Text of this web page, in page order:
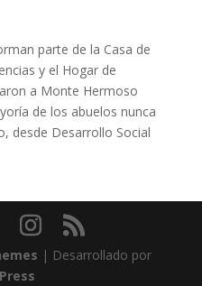
parte de la Casa de
y el Hogar de
a Monte Hermoso
de los abuelos nunca
desde Desarrollo Social
| Desarrollado por